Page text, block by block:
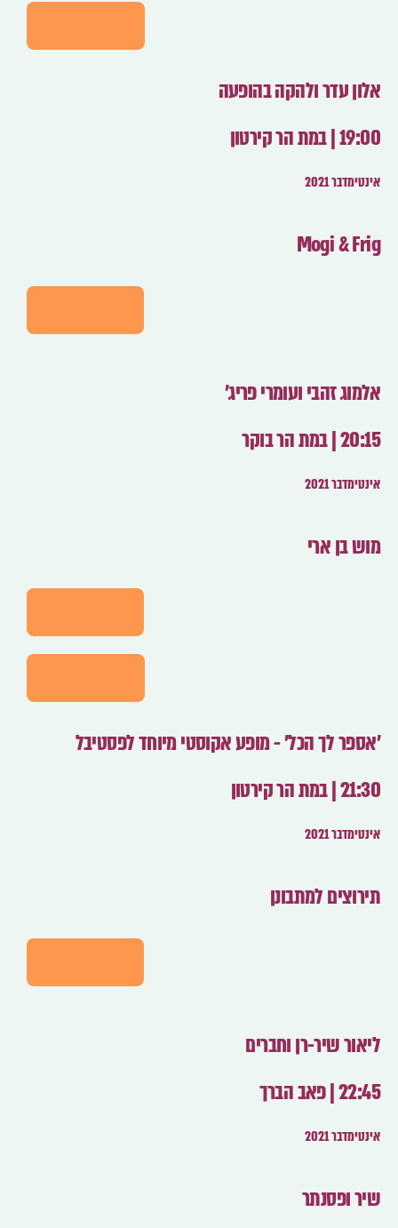
אלון עדר ולהקה בהופעה
19:00 | במת הר קירטון
אינטימדבר 2021
Mogi & Frig
אלמוג זהבי ועומרי פריג'
20:15 | במת הר בוקר
אינטימדבר 2021
מוש בן ארי
'אספר לך הכל' - מופע אקוסטי מיוחד לפסטיבל
21:30 | במת הר קירטון
אינטימדבר 2021
תירוצים למתבונן
ליאור שיר-רן וחברים
22:45 | פאב הברך
אינטימדבר 2021
שיר ופסנתר